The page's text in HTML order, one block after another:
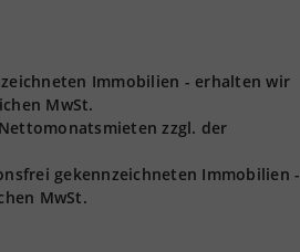
Immobilien - erhalten wir
MwSt.
zzgl. der
gekennzeichneten Immobilien -
MwSt.